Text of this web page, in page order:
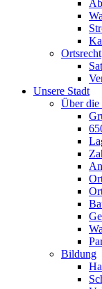
Ortsrecht
Unsere Stadt
Über die
Bildung